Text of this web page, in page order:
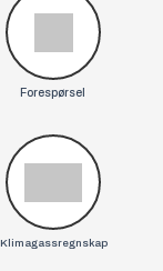
Forespørsel
Klimagassregnskap